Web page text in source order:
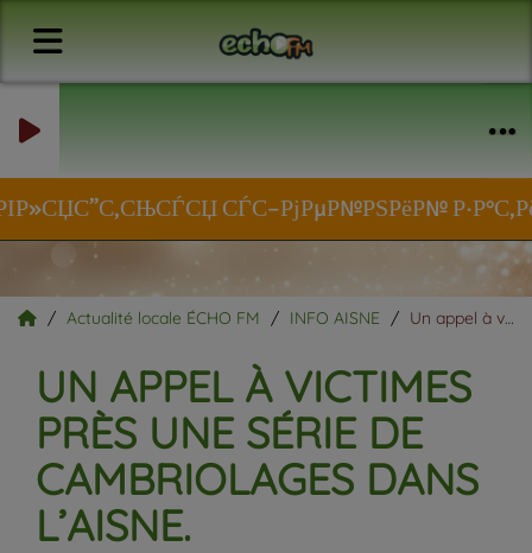
СЃС–РјРµР№РЅРёР№
Actualité locale ÉCHO FM INFO AISNE Un appel à victimes près une série de cambriolages dans l’Aisne.
UN APPEL À VICTIMES
PRÈS UNE SÉRIE DE
CAMBRIOLAGES DANS
L’AISNE.